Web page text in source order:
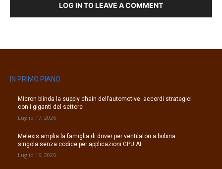
LOG IN TO LEAVE A COMMENT
IN PRIMO PIANO
Micron blinda la supply chain dell’automotive: accordi strategici
con i giganti del settore
Luglio 17, 2026
Melexis amplia la famiglia di driver per ventilatori a bobina
singola senza codice per applicazioni GPU AI
Luglio 16, 2026